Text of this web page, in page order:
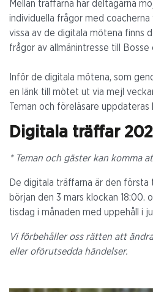
Mellan träffarna har deltagarna
individuella frågor med coacherna
vissa av de digitala mötena finns
frågor av allmänintresse till Bosse
Inför de digitala mötena, som
en länk till mötet ut via mejl
Teman och föreläsare uppdateras
Digitala träffar
* Teman och gäster kan komma
De digitala träffarna är den första
början den 3 mars klockan 18:00.
tisdag i månaden med uppehåll i
Vi förbehåller oss rätten att
eller oförutsedda händelser.